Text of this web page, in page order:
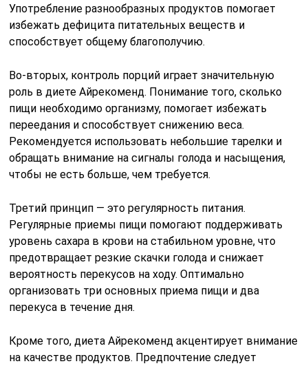
Употребление разнообразных продуктов помогает
избежать дефицита питательных веществ и
способствует общему благополучию.
Во-вторых, контроль порций играет значительную
роль в диете Айрекоменд. Понимание того, сколько
пищи необходимо организму, помогает избежать
переедания и способствует снижению веса.
Рекомендуется использовать небольшие тарелки и
обращать внимание на сигналы голода и насыщения,
чтобы не есть больше, чем требуется.
Третий принцип — это регулярность питания.
Регулярные приемы пищи помогают поддерживать
уровень сахара в крови на стабильном уровне, что
предотвращает резкие скачки голода и снижает
вероятность перекусов на ходу. Оптимально
организовать три основных приема пищи и два
перекуса в течение дня.
Кроме того, диета Айрекоменд акцентирует внимание
на качестве продуктов. Предпочтение следует